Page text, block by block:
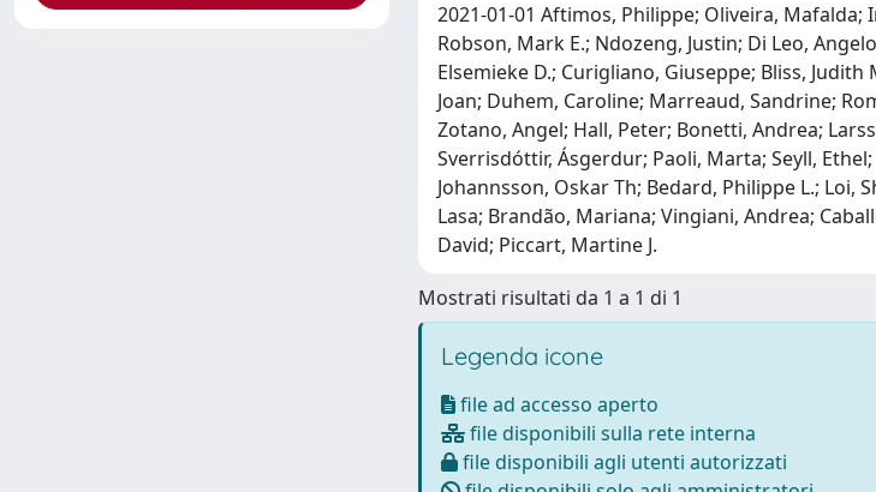
2021-01-01 Aftimos, Philippe; Oliveira,
Robson, Mark E.; Ndozeng, Justin; Di Leo,
Elsemieke D.; Curigliano, Giuseppe; Bliss,
Joan; Duhem, Caroline; Marreaud, Sandrine;
Zotano, Angel; Hall, Peter; Bonetti, Andrea;
Sverrisdóttir, Ásgerdur; Paoli, Marta; Seyll,
Johannsson, Oskar Th; Bedard, Philippe L.; Loi,
Lasa; Brandão, Mariana; Vingiani, Andrea;
David; Piccart, Martine J.
Mostrati risultati da 1 a 1 di 1
Legenda icone
file ad accesso aperto
file disponibili sulla rete interna
file disponibili agli utenti autorizzati